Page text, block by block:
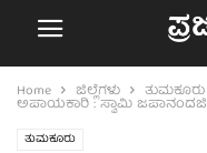
Home ಜಿಲ್ಲೆಗಳು ತುಮಕೂರು
ಅಪಾಯಕಾರಿ : ಸ್ವಾಮಿ ಜಪಾನಂದಜಿ
ತುಮಕೂರು